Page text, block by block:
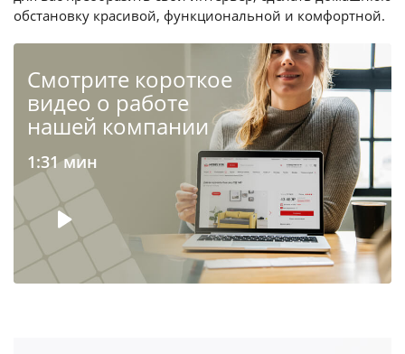
обстановку красивой, функциональной и комфортной.
Cмотрите короткое
видео о работе
нашей компании
1:31 мин